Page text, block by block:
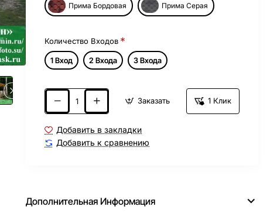
Прима Бордовая Прима Серая
Количество Входов
1 Вход 2 Входа 3 Входа
Заказать 1 Клик
Добавить в закладки
Добавить к сравнению
Дополнительная Информация